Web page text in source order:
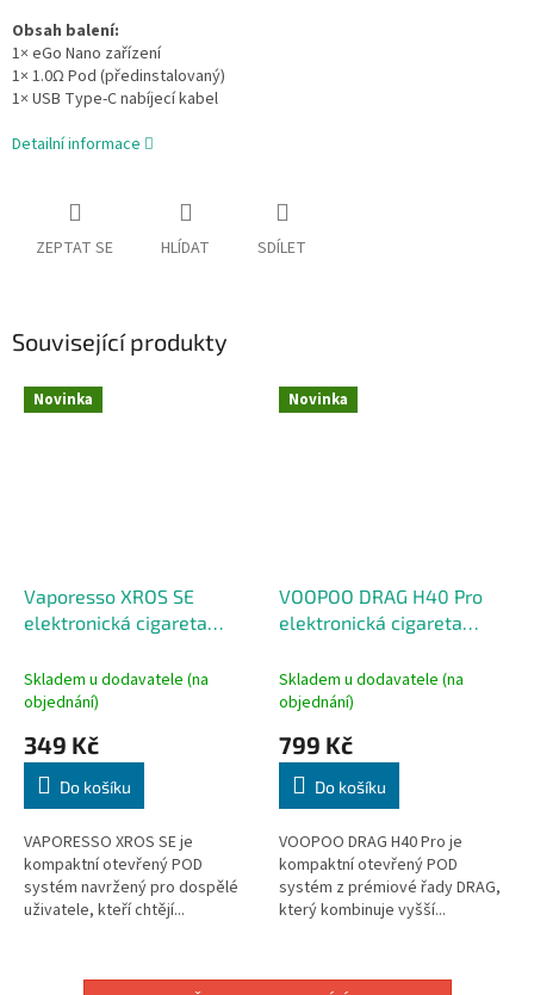
Obsah balení:
1× eGo Nano zařízení
1× 1.0Ω Pod (předinstalovaný)
1× USB Type-C nabíjecí kabel
Detailní informace
ZEPTAT SE HLÍDAT SDÍLET
Související produkty
Novinka
Vaporesso XROS SE
elektronická cigareta
Skladem u dodavatele (na
objednání)
349 Kč
Do košíku
VAPORESSO XROS SE je
kompaktní otevřený POD
systém navržený pro dospělé
uživatele, kteří chtějí...
Novinka
VOOPOO DRAG H40 Pro
elektronická cigareta
Skladem u dodavatele (na
objednání)
799 Kč
Do košíku
VOOPOO DRAG H40 Pro je
kompaktní otevřený POD
systém z prémiové řady DRAG,
který kombinuje vyšší...